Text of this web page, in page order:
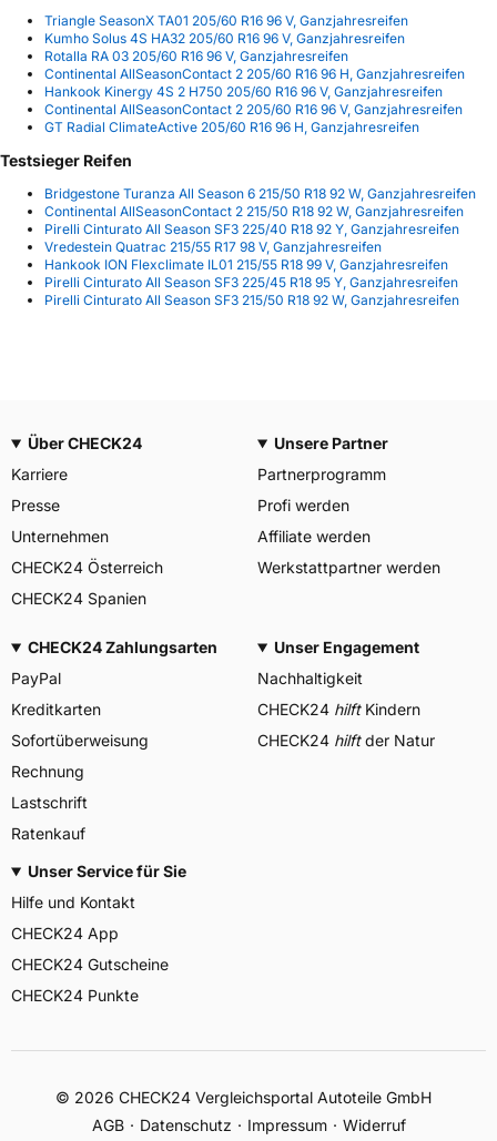
Triangle SeasonX TA01 205/60 R16 96 V, Ganzjahresreifen
Kumho Solus 4S HA32 205/60 R16 96 V, Ganzjahresreifen
Rotalla RA 03 205/60 R16 96 V, Ganzjahresreifen
Continental AllSeasonContact 2 205/60 R16 96 H, Ganzjahresreifen
Hankook Kinergy 4S 2 H750 205/60 R16 96 V, Ganzjahresreifen
Continental AllSeasonContact 2 205/60 R16 96 V, Ganzjahresreifen
GT Radial ClimateActive 205/60 R16 96 H, Ganzjahresreifen
Testsieger Reifen
Bridgestone Turanza All Season 6 215/50 R18 92 W, Ganzjahresreifen
Continental AllSeasonContact 2 215/50 R18 92 W, Ganzjahresreifen
Pirelli Cinturato All Season SF3 225/40 R18 92 Y, Ganzjahresreifen
Vredestein Quatrac 215/55 R17 98 V, Ganzjahresreifen
Hankook ION Flexclimate IL01 215/55 R18 99 V, Ganzjahresreifen
Pirelli Cinturato All Season SF3 225/45 R18 95 Y, Ganzjahresreifen
Pirelli Cinturato All Season SF3 215/50 R18 92 W, Ganzjahresreifen
Über CHECK24
Karriere
Presse
Unternehmen
CHECK24 Österreich
CHECK24 Spanien
Unsere Partner
Partnerprogramm
Profi werden
Affiliate werden
Werkstattpartner werden
CHECK24 Zahlungsarten
PayPal
Kreditkarten
Sofortüberweisung
Rechnung
Lastschrift
Ratenkauf
Unser Engagement
Nachhaltigkeit
CHECK24 hilftKindern
CHECK24 hilftder Natur
Unser Service für Sie
Hilfe und Kontakt
CHECK24 App
CHECK24 Gutscheine
CHECK24 Punkte
© 2026 CHECK24 Vergleichsportal Autoteile GmbH
AGB
Datenschutz Impressum Widerruf